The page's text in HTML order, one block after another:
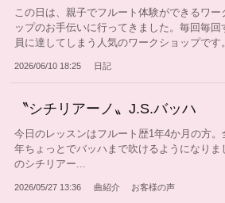
この日は、親子でフルート体験ができるワー
ップのお手伝いに行ってきました。毎回毎回
員に達してしまう人気のワークショップです
2026/06/10 18:25 日記
〝シチリアーノ〟J.S.バッハ
今日のレッスンはフルート歴1年4か月の方
年ちょっとでバッハまで吹けるようになりま
のシチリアー...
2026/05/27 13:36 曲紹介 お客様の声